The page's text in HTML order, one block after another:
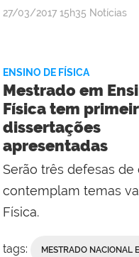
por
Reitoria
publicado
27/03/2017 15h35 Notícias
ENSINO DE FÍSICA
Mestrado em
Física tem
dissertações
apresentadas
Serão três defesas
contemplam temas
Física.
tags: MESTRADO NACIONAL